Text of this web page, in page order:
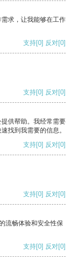
求，让我能够在工作
支持[0] 反对[0]
支持[0] 反对[0]
供帮助。我经常需要
找到我需要的信息。
支持[0] 反对[0]
支持[0] 反对[0]
流畅体验和安全性保
支持[0] 反对[0]